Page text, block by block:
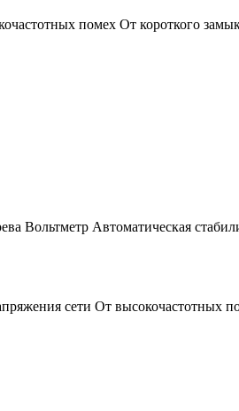
помех От короткого
Вольтметр Автоматическая
сети От высокочастотных